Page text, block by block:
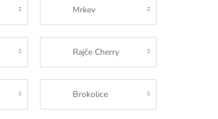
Mrkev
Rajče Cherry
Brokolice